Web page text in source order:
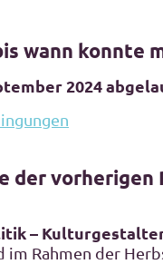
wann konnte
2024
der
–
im Rahmen der